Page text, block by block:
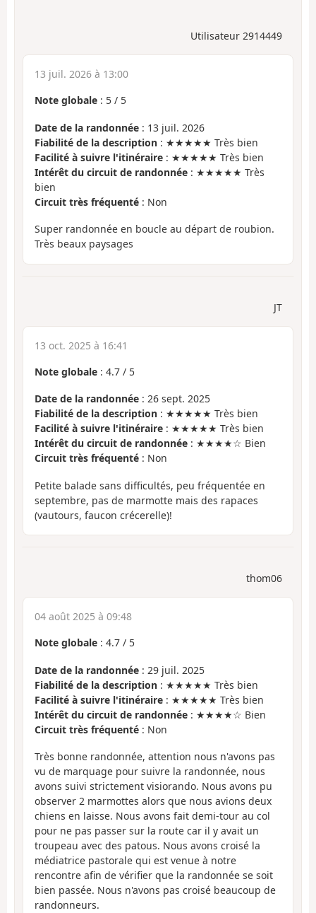
Utilisateur 2914449
13 juil. 2026 à 13:00
Note globale : 5 / 5
Date de la randonnée : 13 juil. 2026
Fiabilité de la description : ★★★★★ Très bien
Facilité à suivre l'itinéraire : ★★★★★ Très bien
Intérêt du circuit de randonnée : ★★★★★ Très
bien
Circuit très fréquenté : Non
Super randonnée en boucle au départ de roubion.
Très beaux paysages
JT
13 oct. 2025 à 16:41
Note globale : 4.7 / 5
Date de la randonnée : 26 sept. 2025
Fiabilité de la description : ★★★★★ Très bien
Facilité à suivre l'itinéraire : ★★★★★ Très bien
Intérêt du circuit de randonnée : ★★★★☆ Bien
Circuit très fréquenté : Non
Petite balade sans difficultés, peu fréquentée en
septembre, pas de marmotte mais des rapaces
(vautours, faucon crécerelle)!
thom06
04 août 2025 à 09:48
Note globale : 4.7 / 5
Date de la randonnée : 29 juil. 2025
Fiabilité de la description : ★★★★★ Très bien
Facilité à suivre l'itinéraire : ★★★★★ Très bien
Intérêt du circuit de randonnée : ★★★★☆ Bien
Circuit très fréquenté : Non
Très bonne randonnée, attention nous n'avons pas
vu de marquage pour suivre la randonnée, nous
avons suivi strictement visiorando. Nous avons pu
observer 2 marmottes alors que nous avions deux
chiens en laisse. Nous avons fait demi-tour au col
pour ne pas passer sur la route car il y avait un
troupeau avec des patous. Nous avons croisé la
médiatrice pastorale qui est venue à notre
rencontre afin de vérifier que la randonnée se soit
bien passée. Nous n'avons pas croisé beaucoup de
randonneurs.